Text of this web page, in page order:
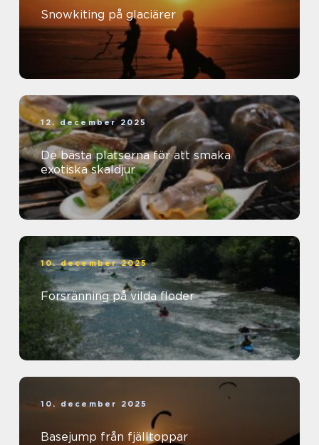
Snowkiting på glaciärer
12. december 2025
De bästa platserna för att smaka
exotiska skaldjur
10. december 2025
Forsränning på vilda floder
10. december 2025
Basejump från fjälltoppar